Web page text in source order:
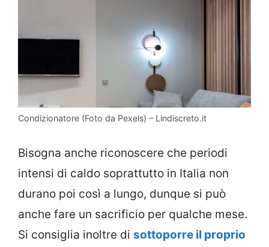
Condizionatore (Foto da Pexels) – Lindiscreto.it
Bisogna anche riconoscere che periodi
intensi di caldo soprattutto in Italia non
durano poi così a lungo, dunque si può
anche fare un sacrificio per qualche mese.
Si consiglia inoltre di sottoporre il proprio